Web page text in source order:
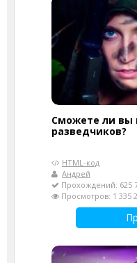
Сможете ли вы
разведчиков?
HTML-код
Андрей
Прохождений: 625
Просмотров: 1 335